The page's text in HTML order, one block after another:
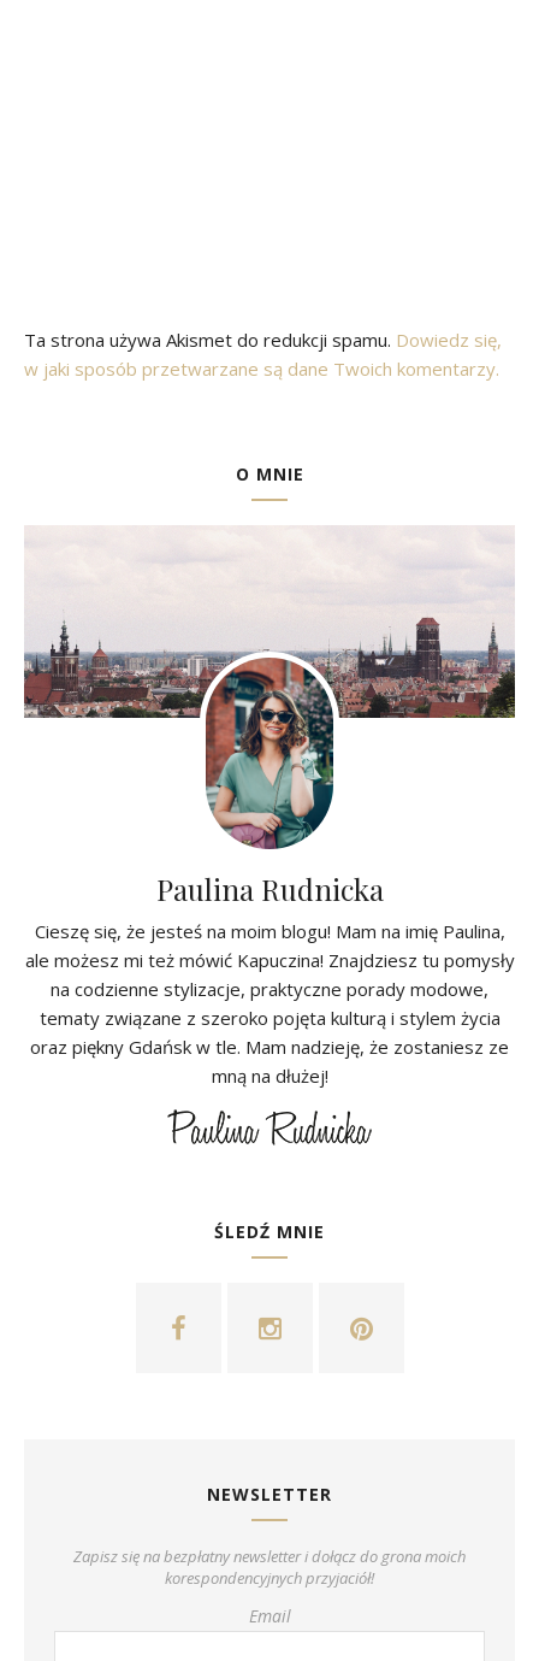
Ta strona używa Akismet do redukcji spamu. Dowiedz się,
w jaki sposób przetwarzane są dane Twoich komentarzy.
O MNIE
Paulina Rudnicka
Cieszę się, że jesteś na moim blogu! Mam na imię Paulina,
ale możesz mi też mówić Kapuczina! Znajdziesz tu pomysły
na codzienne stylizacje, praktyczne porady modowe,
tematy związane z szeroko pojęta kulturą i stylem życia
oraz piękny Gdańsk w tle. Mam nadzieję, że zostaniesz ze
mną na dłużej!
ŚLEDŹ MNIE
NEWSLETTER
Zapisz się na bezpłatny newsletter i dołącz do grona moich
korespondencyjnych przyjaciół!
Email